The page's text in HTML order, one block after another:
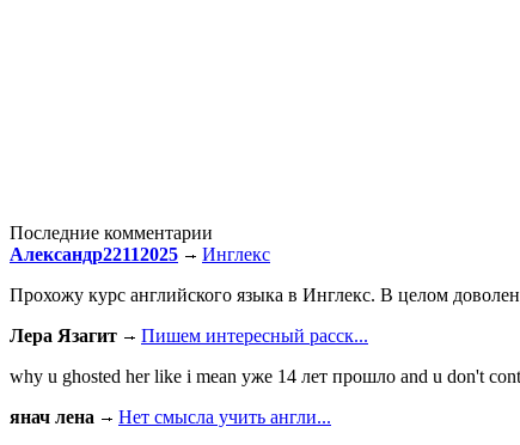
Последние комментарии
Александр22112025
Инглекс
Прохожу курс английского языка в Инглекс. В целом
Лера Язагит
Пишем интересный расск...
why u ghosted her like i mean уже 14 лет прошло and u don't
янач лена
Нет смысла учить англи...